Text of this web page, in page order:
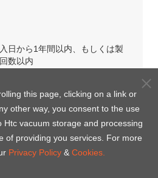
日から1年間以内、もしくは製
数以内
目視で粉塵が確認された場合、
外となります
Vacuum is willing to provide
this page, clicking on a link or
other way, you consent to the use
Htc vacuum storage and processing
of providing you services. For more
Privacy Policy & Cookies.